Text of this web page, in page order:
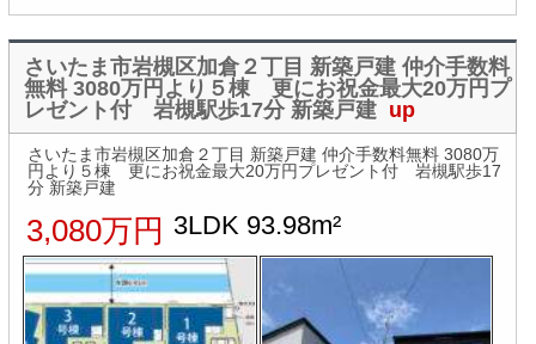
さいたま市岩槻区加倉２丁目 新築戸建 仲介手数料
無料 3080万円より５棟 更にお祝金最大20万円プ
レゼント付 岩槻駅歩17分 新築戸建 up
さいたま市岩槻区加倉２丁目 新築戸建 仲介手数料無料 3080万
円より５棟 更にお祝金最大20万円プレゼント付 岩槻駅歩17
分 新築戸建
3,080万円 3LDK 93.98m²